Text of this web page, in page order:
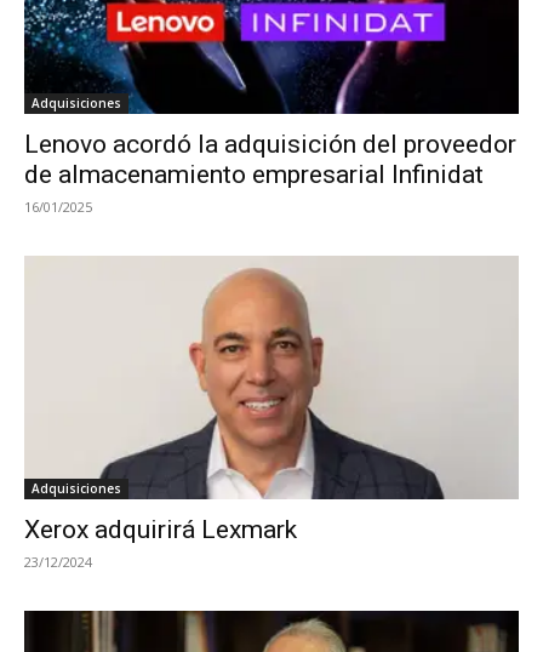
Adquisiciones
Lenovo acordó la adquisición del proveedor
de almacenamiento empresarial Infinidat
16/01/2025
Adquisiciones
Xerox adquirirá Lexmark
23/12/2024